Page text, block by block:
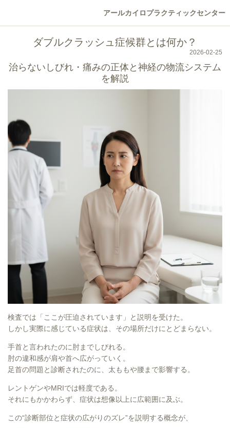
アールカイロプラクティックセンター
ダブルクラッシュ症候群とは何か？
2026-02-25
治らないしびれ・痛みの正体と神経の物流システム
を解説
検査では「ここが圧迫されています」と説明を受けた。
しかし実際に感じている症状は、その場所だけにとどまらない。
手首と言われたのに肘までしびれる。
肘の違和感が肩や首へ広がっていく。
足首の問題と診断されたのに、太ももや腰まで影響する。
レントゲンやMRIでは軽度である。
それにもかかわらず、症状は想像以上に広範囲に及ぶ。
この“診断部位と症状の広がりのズレ”を説明する概念が、